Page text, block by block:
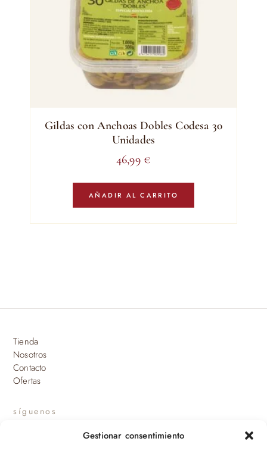
Gestionar consentimiento
Gildas con Anchoas Dobles Codesa 30
Unidades
46,99 €
AÑADIR AL CARRITO
Tienda
Nosotros
Contacto
Ofertas
síguenos